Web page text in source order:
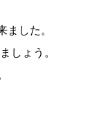
した。
しょう。